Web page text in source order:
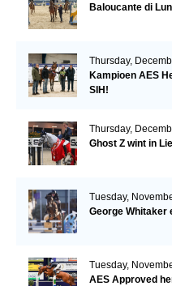
Baloucante di
Thursday,
Kampioen AES
SIH!
Thursday,
Ghost Z wint in
Tuesday,
George Whitaker
Tuesday,
AES Approved